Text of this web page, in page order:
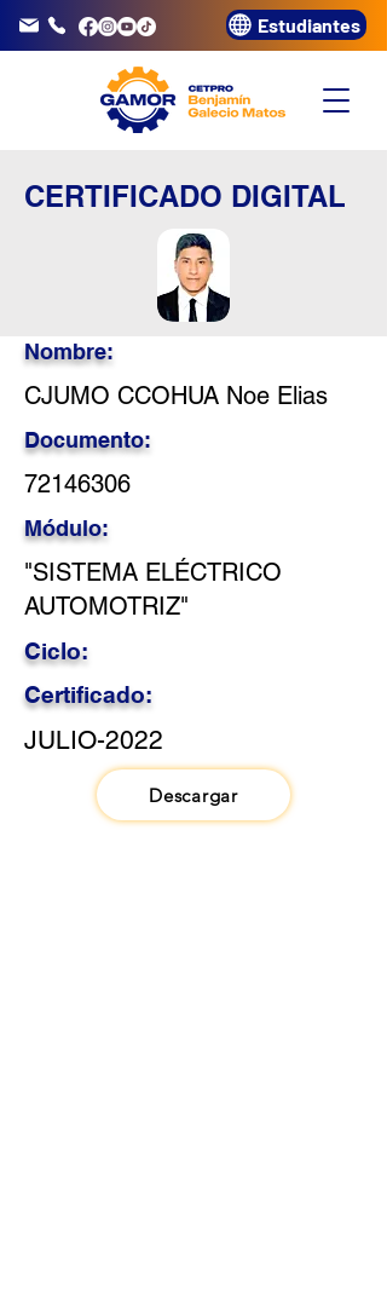
3320072 Estudiantes
CERTIFICADO DIGITAL
Nombre:
CJUMO CCOHUA Noe Elias
Documento:
72146306
Módulo:
"SISTEMA ELÉCTRICO
AUTOMOTRIZ"
Ciclo:
Certificado:
JULIO-2022
Descargar